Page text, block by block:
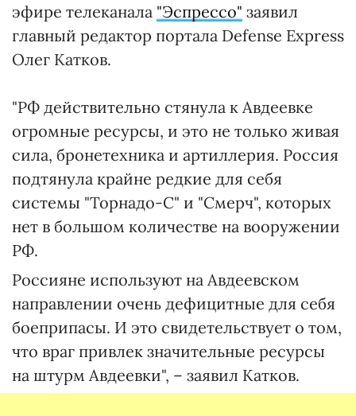
эфире телеканала "Эспрессо" заявил
главный редактор портала Defense Express
Олег Катков.
"РФ действительно стянула к Авдеевке
огромные ресурсы, и это не только живая
сила, бронетехника и артиллерия. Россия
подтянула крайне редкие для себя
системы "Торнадо-С" и "Смерч", которых
нет в большом количестве на вооружении
РФ.
Россияне используют на Авдеевском
направлении очень дефицитные для себя
боеприпасы. И это свидетельствует о том,
что враг привлек значительные ресурсы
на штурм Авдеевки", – заявил Катков.